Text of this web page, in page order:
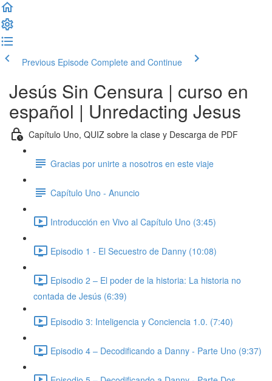
Previous Episode Complete and Continue
Jesús Sin Censura | curso en
español | Unredacting Jesus
Capítulo Uno, QUIZ sobre la clase y Descarga de PDF
Gracias por unirte a nosotros en este viaje
Capítulo Uno - Anuncio
Introducción en Vivo al Capítulo Uno (3:45)
Episodio 1 - El Secuestro de Danny (10:08)
Episodio 2 – El poder de la historia: La historia no
contada de Jesús (6:39)
Episodio 3: Inteligencia y Conciencia 1.0. (7:40)
Episodio 4 – Decodificando a Danny - Parte Uno (9:37)